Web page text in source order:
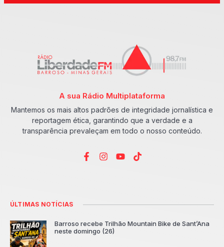
A sua Rádio Multiplataforma
Mantemos os mais altos padrões de integridade jornalística e
reportagem ética, garantindo que a verdade e a
transparência prevaleçam em todo o nosso conteúdo.
ÚLTIMAS NOTÍCIAS
Barroso recebe Trilhão Mountain Bike de Sant’Ana
neste domingo (26)